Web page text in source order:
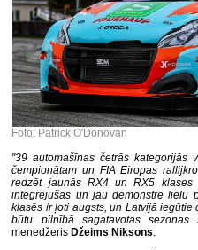
Foto: Patrick O'Donovan
''39 automašīnas četrās
čempionātam un FIA Eiropas
redzēt jaunās RX4 un RX5
integrējušās un jau demonstrē lielu
klasēs ir ļoti augsts, un Latvijā
būtu pilnībā sagatavotas sezonas
menedžeris Džeims Niksons.